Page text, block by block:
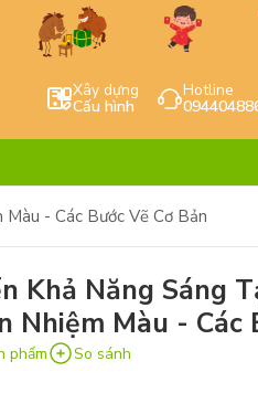
Xây dựng
Cấu hình
Hotline
- Các Bước Vẽ Cơ Bản
Khả Năng Sáng
Nhiệm Màu - Các
phẩm So sánh